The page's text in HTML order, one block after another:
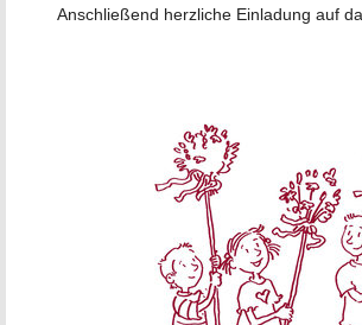
Anschließend herzliche Einladung auf